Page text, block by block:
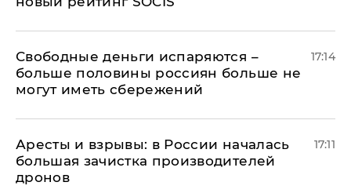
Свободные деньги испаряются –
больше половины россиян больше не
могут иметь сбережений
17:14
Аресты и взрывы: в России началась
большая зачистка производителей
дронов
17:11